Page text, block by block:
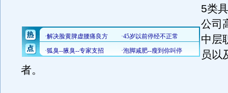
5类
公司
中层
员以
者。